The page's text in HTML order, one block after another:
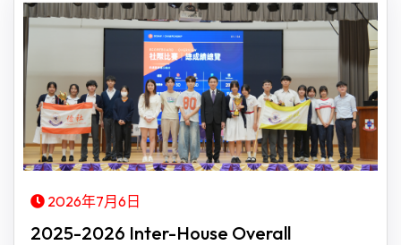
2026年7月6日
2025-2026 Inter-House Overall